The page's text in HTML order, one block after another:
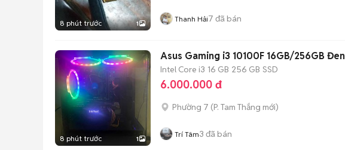
8 phút trước 1 Thanh Hải7 đã bán
8 phút trước 1
Asus Gaming i3 10100F 16GB/256GB Đen
Intel Core i3 16 GB 256 GB SSD
6.000.000 đ
Phường 7 (P. Tam Thắng mới)
Trí Tâm3 đã bán